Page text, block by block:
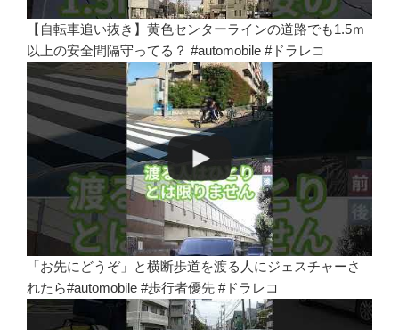
【自転車追い抜き】黄色センターラインの道路でも1.5ｍ
以上の安全間隔守ってる？ #automobile #ドラレコ
「お先にどうぞ」と横断歩道を渡る人にジェスチャーさ
れたら#automobile #歩行者優先 #ドラレコ